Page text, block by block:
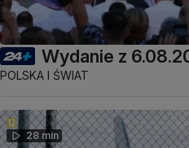
Wydanie z
POLSKA I ŚWIAT
28 min